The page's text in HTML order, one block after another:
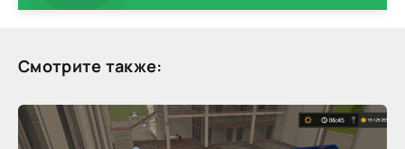
Смотрите также: